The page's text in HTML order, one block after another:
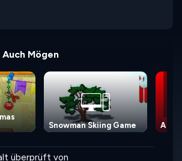
Mögen
Snowman Skiing Game A
überprüft von